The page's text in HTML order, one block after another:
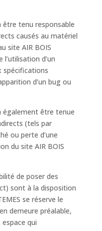
être tenu responsable
causés au matériel
site AIR BOIS
d’un
spécifications
d’un bug ou
également être tenue
(tels par
ou perte d’une
du site AIR BOIS
de poser des
sont à la disposition
se réserve le
demeure préalable,
qui